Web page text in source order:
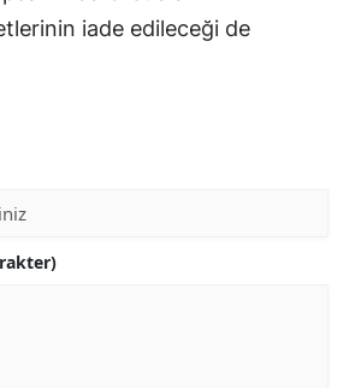
iade edileceği de